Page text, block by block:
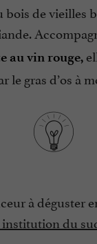
bois de vieilles
au vin rouge,
le gras d’os à
à déguster
institution du